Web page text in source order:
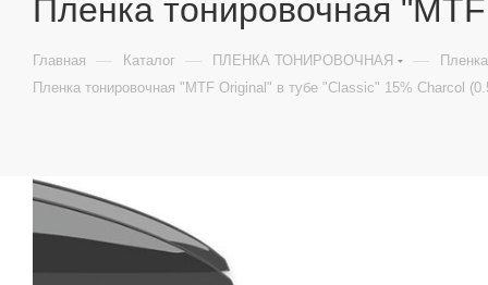
Пленка тонировочная
Главная — Каталог — ПЛЕНКА ТОНИРОВОЧНАЯ —
Пленка тонировочная "MTF Original" в тубе "Classic" 15% Сharcol